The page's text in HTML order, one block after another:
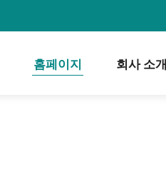
홈페이지 회사 소개